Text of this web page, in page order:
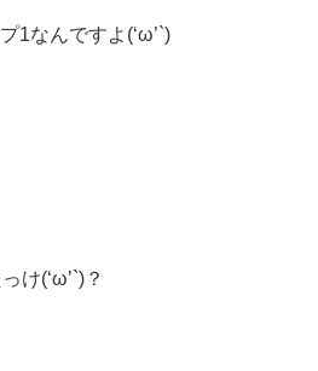
1なんですよ(‘ω’`)
け(‘ω’`)？